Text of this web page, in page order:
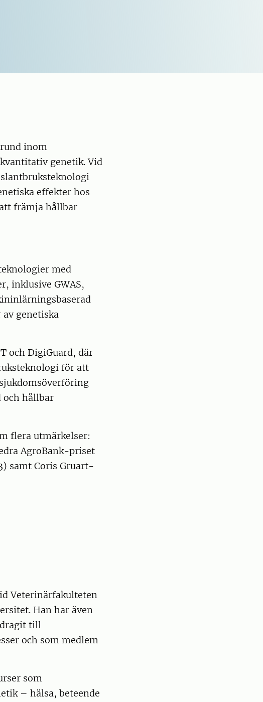
inom
genetik. Vid
effekter hos
främja hållbar
med
inklusive GWAS,
genetiska
och DigiGuard, där
för att
och hållbar
flera utmärkelser:
AgroBank-priset
samt Coris Gruart-
Veterinärfakulteten
Han har även
till
och som medlem
som
– hälsa, beteende